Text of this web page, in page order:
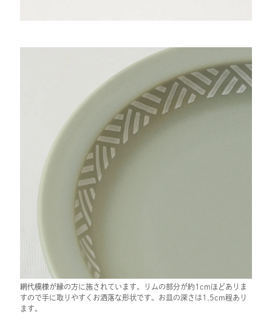
網代模様が縁の方に施されています。リムの部分が約1cmほどありま
すので手に取りやすくお洒落な形状です。お皿の深さは1.5cm程あり
ます。